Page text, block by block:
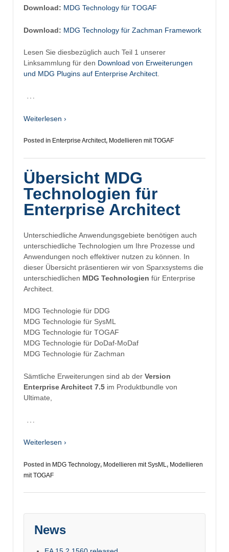
Download: MDG Technology für TOGAF
Download: MDG Technology für Zachman Framework
Lesen Sie diesbezüglich auch Teil 1 unserer
Linksammlung für den Download von Erweiterungen
und MDG Plugins auf Enterprise Architect
…
Weiterlesen ›
Posted in Enterprise Architect, Modellieren mit TOGAF
Übersicht MDG
Technologien für
Enterprise Architect
Unterschiedliche Anwendungsgebiete benötigen auch
unterschiedliche Technologien um Ihre Prozesse und
Anwendungen noch effektiver nutzen zu können. In
dieser Übersicht präsentieren wir von Sparxsystems die
unterschiedlichen MDG Technologien für Enterprise
Architect.
MDG Technologie für DDG
MDG Technologie für SysML
MDG Technologie für TOGAF
MDG Technologie für DoDaf-MoDaf
MDG Technologie für Zachman
Sämtliche Erweiterungen sind ab der Version
Enterprise Architect 7.5 im Produktbundle von
Ultimate,
…
Weiterlesen ›
Posted in MDG Technology, Modellieren mit SysML , Modellieren
mit TOGAF
News